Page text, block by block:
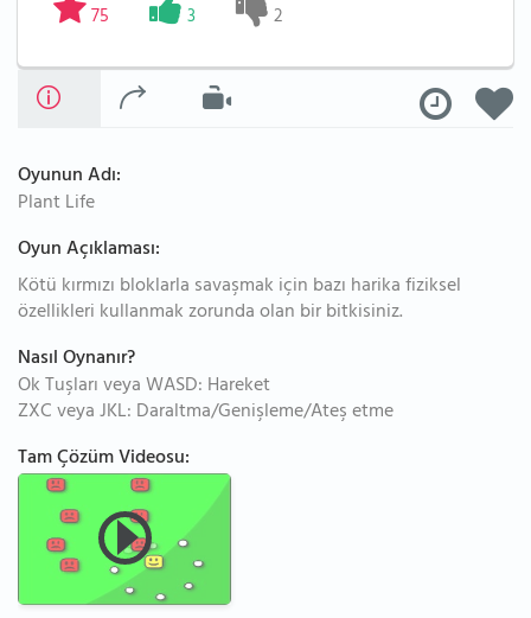
75 3 2
Oyunun Adı:
Plant Life
Oyun Açıklaması:
Kötü kırmızı bloklarla savaşmak için bazı harika fiziksel
özellikleri kullanmak zorunda olan bir bitkisiniz.
Nasıl Oynanır?
Ok Tuşları veya WASD: Hareket
ZXC veya JKL: Daraltma/Genişleme/Ateş etme
Tam Çözüm Videosu: